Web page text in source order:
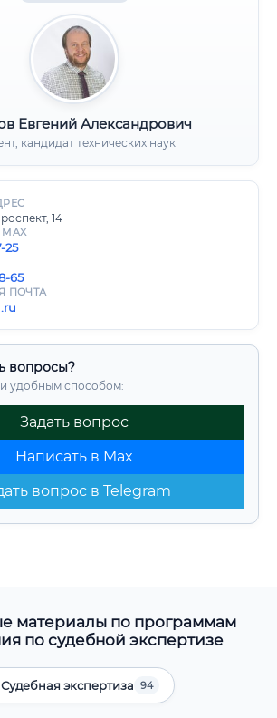
Евгений Александрович
кандидат технических наук
14
25
65
ПОЧТА
вопросы?
удобным способом:
Задать вопрос
Написать в Max
вопрос в Telegram
материалы по программам
по судебной экспертизе
Судебная экспертиза 94